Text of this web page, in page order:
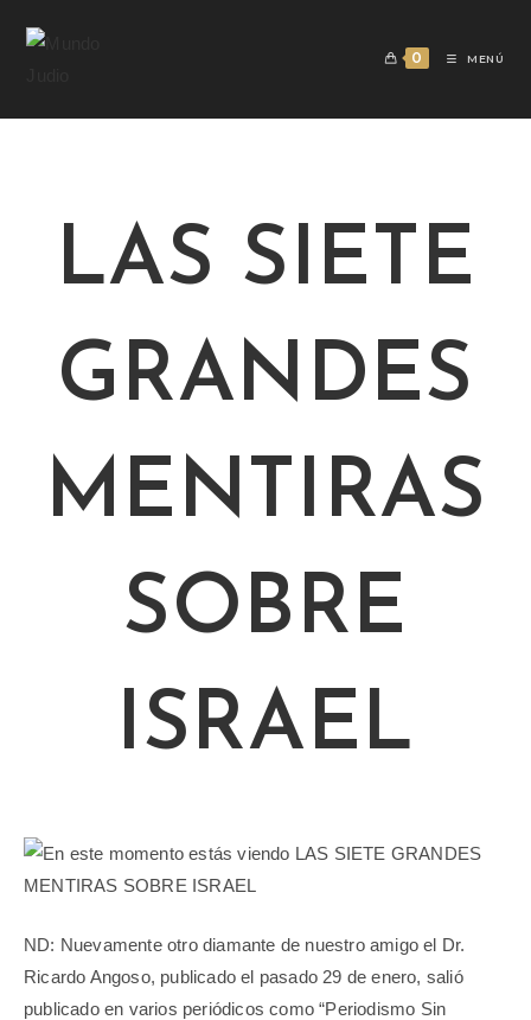
0 MENÚ
LAS SIETE
GRANDES
MENTIRAS
SOBRE
ISRAEL
ND: Nuevamente otro diamante de nuestro amigo el Dr.
Ricardo Angoso, publicado el pasado 29 de enero, salió
publicado en varios periódicos como “Periodismo Sin